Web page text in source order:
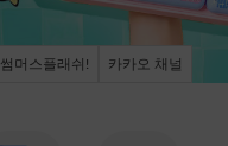
썸머스플래쉬! 카카오 채널